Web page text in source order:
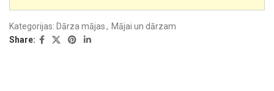
Kategorijas: Dārza mājas, Mājai un dārzam
Share: